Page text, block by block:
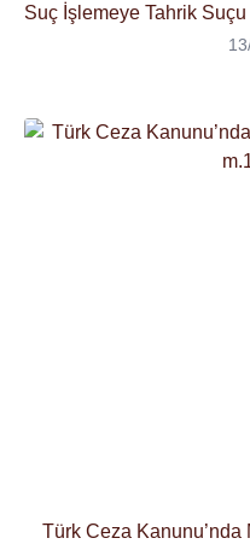
Suç İşlemeye Tahrik
Türk Ceza